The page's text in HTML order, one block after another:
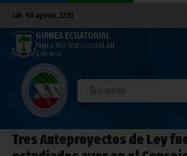
sáb. 08 agosto, 22:13
GUINEA ECUATORIAL
Página Web Institucional del
Gobierno
Tres Anteproyectos de Ley